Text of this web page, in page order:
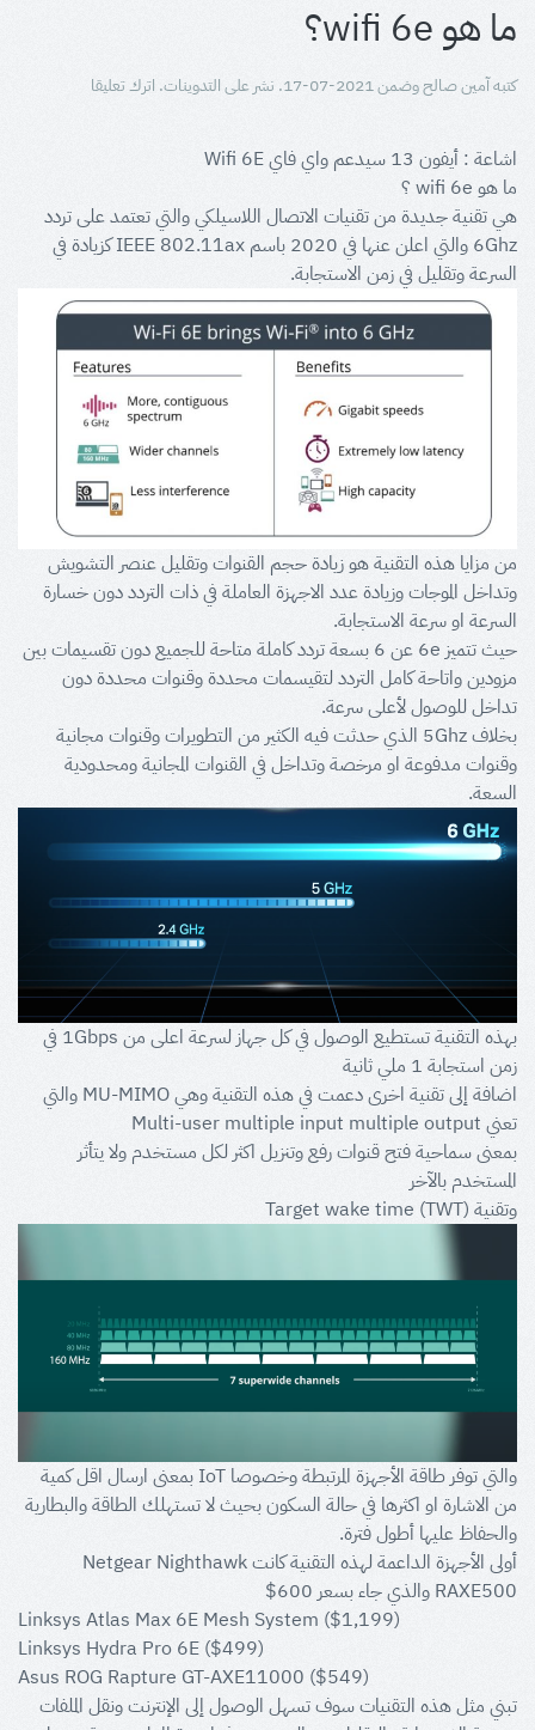
ما هو wifi 6e؟
كتبهآمين صالحوضمن2021-07-17 . نشر علىالتدوينات. اترك تعليقا
اشاعة : أيفون 13 سيدعم واي فاي Wifi 6E
ما هو wifi 6e ؟
هي تقنية جديدة من تقنيات الاتصال اللاسيلكي والتي تعتمد على تردد
6Ghz والتي اعلن عنها في 2020 باسم IEEE 802.11ax كزيادة في
السرعة وتقليل في زمن الاستجابة.
من مزايا هذه التقنية هو زيادة حجم القنوات وتقليل عنصر التشويش
وتداخل الموجات وزيادة عدد الاجهزة العاملة في ذات التردد دون خسارة
السرعة او سرعة الاستجابة.
حيث تتميز 6e عن 6 بسعة تردد كاملة متاحة للجميع دون تقسيمات بين
مزودين واتاحة كامل التردد لتقيسمات محددة وقنوات محددة دون
تداخل للوصول لأعلى سرعة.
بخلاف 5Ghz الذي حدثت فيه الكثير من التطويرات وقنوات مجانية
وقنوات مدفوعة او مرخصة وتداخل في القنوات المجانية ومحدودية
السعة.
بهذه التقنية تستطيع الوصول في كل جهاز لسرعة اعلى من 1Gbps في
زمن استجابة 1 ملي ثانية
اضافة إلى تقنية اخرى دعمت في هذه التقنية وهي MU-MIMO والتي
تعني Multi-user multiple input multiple output
بمعنى سماحية فتح قنوات رفع وتنزيل اكثر لكل مستخدم ولا يتأثر
المستخدم بالآخر
وتقنية Target wake time (TWT)
والتي توفر طاقة الأجهزة المرتبطة وخصوصا IoT بمعنى ارسال اقل كمية
من الاشارة او اكثرها في حالة السكون بحيث لا تستهلك الطاقة والبطارية
والحفاظ عليها أطول فترة.
أولى الأجهزة الداعمة لهذه التقنية كانت Netgear Nighthawk
RAXE500 والذي جاء بسعر 600$
Linksys Atlas Max 6E Mesh System ($1,199)
Linksys Hydra Pro 6E ($499)
Asus ROG Rapture GT-AXE11000 ($549)
تبني مثل هذه التقنيات سوف تسهل الوصول إلى الإنترنت ونقل الملفات